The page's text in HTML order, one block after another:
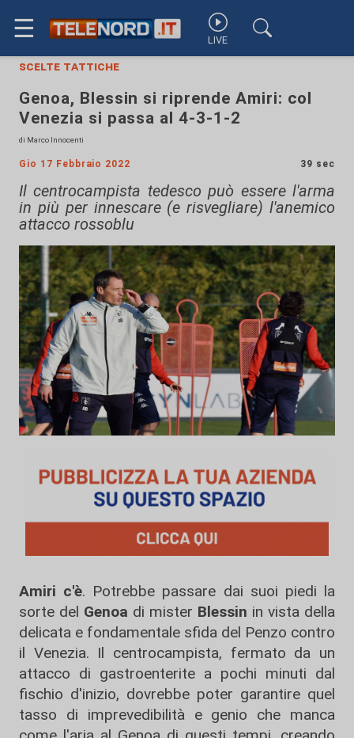
☰ LIVE
scelte tattiche
Genoa, Blessin si riprende Amiri: col
Venezia si passa al 4-3-1-2
di Marco Innocenti
Gio 17 Febbraio 2022 39 sec
Il centrocampista tedesco può essere l'arma
in più per innescare (e risvegliare) l'anemico
attacco rossoblu
Amiri c'è. Potrebbe passare dai suoi piedi la
sorte del Genoa di mister Blessin in vista della
delicata e fondamentale sfida del Penzo contro
il Venezia. Il centrocampista, fermato da un
attacco di gastroenterite a pochi minuti dal
fischio d'inizio, dovrebbe poter garantire quel
tasso di imprevedibilità e genio che manca